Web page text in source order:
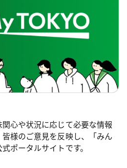
心や状況に応じて必要な情報
様のご意見を反映し、「みん
ポータルサイトです。